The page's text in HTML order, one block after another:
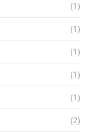
(1)
(1)
(1)
(1)
(1)
(2)